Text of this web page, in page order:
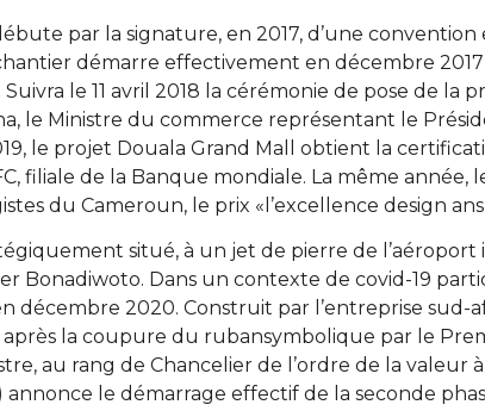
par la signature, en 2017, d’une
démarre effectivement en décembre
le 11 avril 2018 la cérémonie de pose de la
le Ministre du commerce représentant le
le projet Douala Grand Mall obtient la
filiale de la Banque mondiale. La même
du Cameroun, le prix «l’excellence design
situé, à un jet de pierre de
Bonadiwoto. Dans un contexte de covid-19
décembre 2020. Construit par l’entreprise sud-
après la coupure du rubansymbolique par le
au rang de Chancelier de l’ordre de la valeur
le démarrage effectif de la seconde